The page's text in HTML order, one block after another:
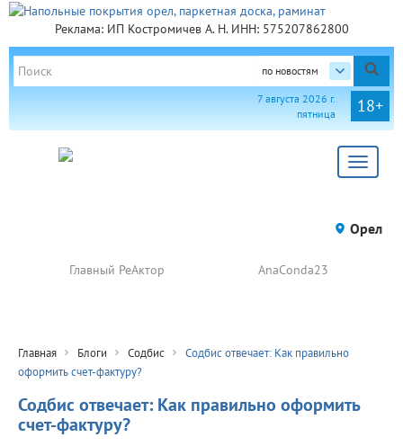
Реклама: ИП Костромичев А. Н. ИНН: 575207862800
по новостям
18+
7 августа 2026 г.
пятница
Toggle
Орел
Главный РеАктор AnaConda23
Главная Блоги Содбис
Содбис отвечает: Как правильно
оформить счет-фактуру?
Содбис отвечает: Как правильно оформить
счет-фактуру?